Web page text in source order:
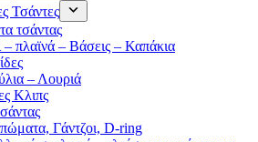
Τσάντες
τσάντας
– πλαϊνά – Βάσεις – Καπάκια
– Λουριά
Κλιπς
Γάντζοι, D-ring